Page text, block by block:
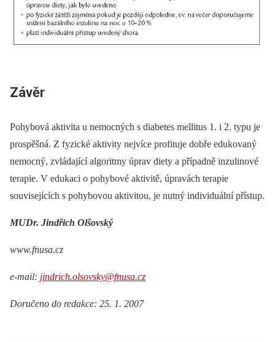
Závěr
Pohybová aktivita u nemocných s diabetes mellitus 1. i 2. typu je
prospěšná. Z fyzické aktivity nejvíce profituje dobře edukovaný
nemocný, zvládající algoritmy úprav diety a případně inzulinové
terapie. V edukaci o pohybové aktivitě, úpravách terapie
souvisejících s pohybovou aktivitou, je nutný individuální přístup.
MUDr. Jindřich Olšovský
www.fnusa.cz
e-mail: jindrich.olsovsky@fnusa.cz
Doručeno do redakce: 25. 1. 2007